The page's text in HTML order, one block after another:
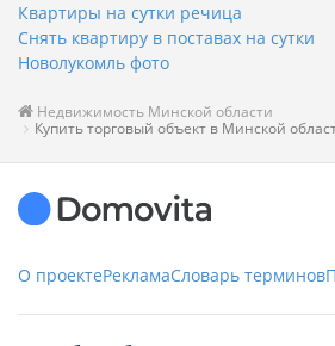
Квартиры на сутки речица
Снять квартиру в поставах на сутки
Новолукомль фото
Недвижимость Минской области
Купить торговый объект в Минской
О проектеРекламаСловарь терминов